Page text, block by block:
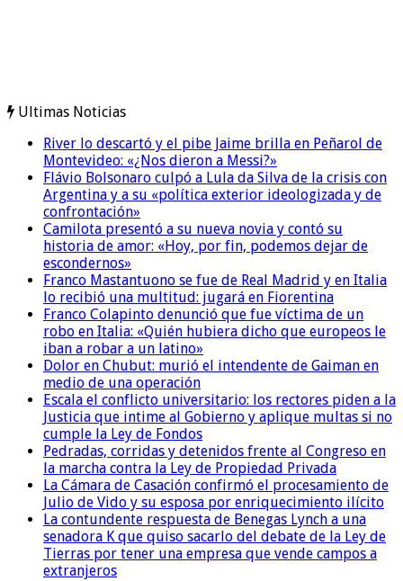
Ultimas Noticias
River lo descartó y el pibe Jaime brilla en Peñarol de
Montevideo: «¿Nos dieron a Messi?»
Flávio Bolsonaro culpó a Lula da Silva de la crisis con
Argentina y a su «política exterior ideologizada y de
confrontación»
Camilota presentó a su nueva novia y contó su
historia de amor: «Hoy, por fin, podemos dejar de
escondernos»
Franco Mastantuono se fue de Real Madrid y en Italia
lo recibió una multitud: jugará en Fiorentina
Franco Colapinto denunció que fue víctima de un
robo en Italia: «Quién hubiera dicho que europeos le
iban a robar a un latino»
Dolor en Chubut: murió el intendente de Gaiman en
medio de una operación
Escala el conflicto universitario: los rectores piden a la
Justicia que intime al Gobierno y aplique multas si no
cumple la Ley de Fondos
Pedradas, corridas y detenidos frente al Congreso en
la marcha contra la Ley de Propiedad Privada
La Cámara de Casación confirmó el procesamiento de
Julio de Vido y su esposa por enriquecimiento ilícito
La contundente respuesta de Benegas Lynch a una
senadora K que quiso sacarlo del debate de la Ley de
Tierras por tener una empresa que vende campos a
extranjeros